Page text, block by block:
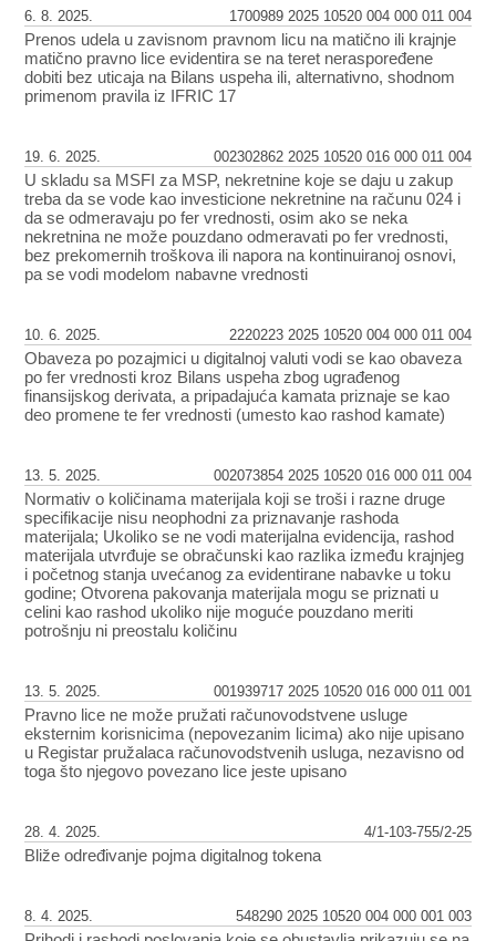
Prenos udela u zavisnom pravnom licu na matično ili krajnje
matično pravno lice evidentira se na teret neraspoređene
dobiti bez uticaja na Bilans uspeha ili, alternativno, shodnom
primenom pravila iz IFRIC 17
6. 8. 2025. 1700989 2025 10520 004 000 011 004
U skladu sa MSFI za MSP, nekretnine koje se daju u zakup
treba da se vode kao investicione nekretnine na računu 024 i
da se odmeravaju po fer vrednosti, osim ako se neka
nekretnina ne može pouzdano odmeravati po fer vrednosti,
bez prekomernih troškova ili napora na kontinuiranoj osnovi,
pa se vodi modelom nabavne vrednosti
19. 6. 2025. 002302862 2025 10520 016 000 011 004
Obaveza po pozajmici u digitalnoj valuti vodi se kao obaveza
po fer vrednosti kroz Bilans uspeha zbog ugrađenog
finansijskog derivata, a pripadajuća kamata priznaje se kao
deo promene te fer vrednosti (umesto kao rashod kamate)
10. 6. 2025. 2220223 2025 10520 004 000 011 004
Normativ o količinama materijala koji se troši i razne druge
specifikacije nisu neophodni za priznavanje rashoda
materijala; Ukoliko se ne vodi materijalna evidencija, rashod
materijala utvrđuje se obračunski kao razlika između krajnjeg
i početnog stanja uvećanog za evidentirane nabavke u toku
godine; Otvorena pakovanja materijala mogu se priznati u
celini kao rashod ukoliko nije moguće pouzdano meriti
potrošnju ni preostalu količinu
13. 5. 2025. 002073854 2025 10520 016 000 011 004
Pravno lice ne može pružati računovodstvene usluge
eksternim korisnicima (nepovezanim licima) ako nije upisano
u Registar pružalaca računovodstvenih usluga, nezavisno od
toga što njegovo povezano lice jeste upisano
13. 5. 2025. 001939717 2025 10520 016 000 011 001
Bliže određivanje pojma digitalnog tokena
28. 4. 2025. 4/1-103-755/2-25
8. 4. 2025. 548290 2025 10520 004 000 001 003